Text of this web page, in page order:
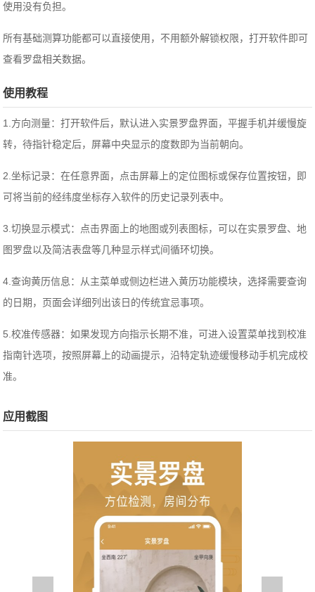
使用没有负担。
所有基础测算功能都可以直接使用，不用额外解锁权限，打开软件即可
查看罗盘相关数据。
使用教程
1.方向测量：打开软件后，默认进入实景罗盘界面，平握手机并缓慢旋
转，待指针稳定后，屏幕中央显示的度数即为当前朝向。
2.坐标记录：在任意界面，点击屏幕上的定位图标或保存位置按钮，即
可将当前的经纬度坐标存入软件的历史记录列表中。
3.切换显示模式：点击界面上的地图或列表图标，可以在实景罗盘、地
图罗盘以及简洁表盘等几种显示样式间循环切换。
4.查询黄历信息：从主菜单或侧边栏进入黄历功能模块，选择需要查询
的日期，页面会详细列出该日的传统宜忌事项。
5.校准传感器：如果发现方向指示长期不准，可进入设置菜单找到校准
指南针选项，按照屏幕上的动画提示，沿特定轨迹缓慢移动手机完成校
准。
应用截图